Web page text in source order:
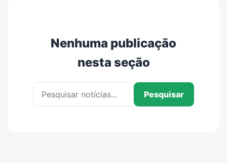
Nenhuma publicação
nesta seção
Pesquisar por:
Pesquisar